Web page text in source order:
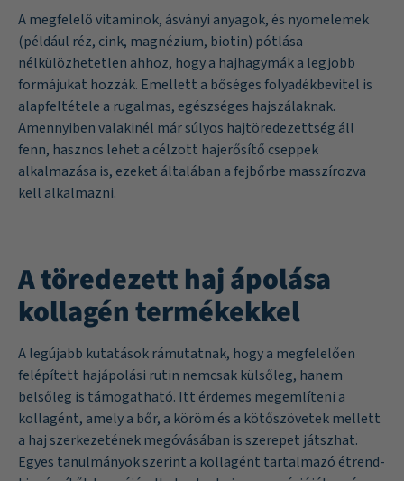
A megfelelő vitaminok, ásványi anyagok, és nyomelemek
(például réz, cink, magnézium, biotin) pótlása
nélkülözhetetlen ahhoz, hogy a hajhagymák a legjobb
formájukat hozzák. Emellett a bőséges folyadékbevitel is
alapfeltétele a rugalmas, egészséges hajszálaknak.
Amennyiben valakinél már súlyos hajtöredezettség áll
fenn, hasznos lehet a célzott hajerősítő cseppek
alkalmazása is, ezeket általában a fejbőrbe masszírozva
kell alkalmazni.
A töredezett haj ápolása
kollagén termékekkel
A legújabb kutatások rámutatnak, hogy a megfelelően
felépített hajápolási rutin nemcsak külsőleg, hanem
belsőleg is támogatható. Itt érdemes megemlíteni a
kollagént, amely a bőr, a köröm és a kötőszövetek mellett
a haj szerkezetének megóvásában is szerepet játszhat.
Egyes tanulmányok szerint a kollagént tartalmazó étrend-